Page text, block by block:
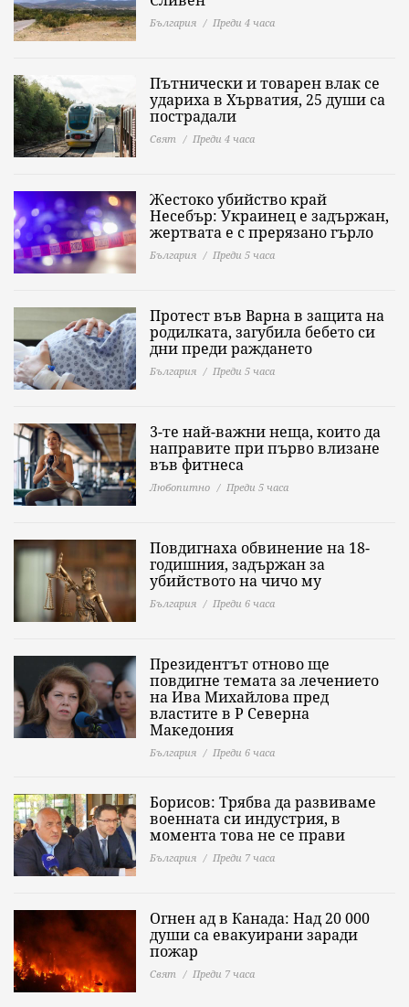
България Преди 4 часа
Пътнически и товарен влак се
удариха в Хърватия, 25 души са
пострадали
Свят Преди 4 часа
Жестоко убийство край
Несебър: Украинец е задържан,
жертвата е с прерязано гърло
България Преди 5 часа
Протест във Варна в защита на
родилката, загубила бебето си
дни преди раждането
България Преди 5 часа
3-те най-важни неща, които да
направите при първо влизане
във фитнеса
Любопитно Преди 5 часа
Повдигнаха обвинение на 18-
годишния, задържан за
убийството на чичо му
България Преди 6 часа
Президентът отново ще
повдигне темата за лечението
на Ива Михайлова пред
властите в Р Северна
Македония
България Преди 6 часа
Борисов: Трябва да развиваме
военната си индустрия, в
момента това не се прави
България Преди 7 часа
Огнен ад в Канада: Над 20 000
души са евакуирани заради
пожар
Свят Преди 7 часа